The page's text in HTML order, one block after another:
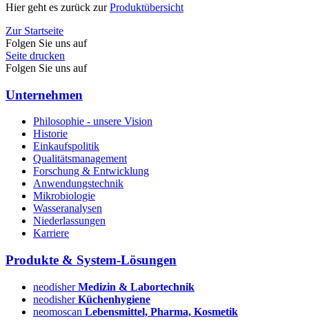
Hier geht es zurück zurProduktübersicht
Zur Startseite
Folgen Sie uns auf
Seite drucken
Folgen Sie uns auf
Unternehmen
Philosophie - unsere Vision
Historie
Einkaufspolitik
Qualitätsmanagement
Forschung & Entwicklung
Anwendungstechnik
Mikrobiologie
Wasseranalysen
Niederlassungen
Karriere
Produkte & System-Lösungen
neodisherMedizin & Labortechnik
neodisherKüchenhygiene
neomoscan Lebensmittel, Pharma, Kosmetik